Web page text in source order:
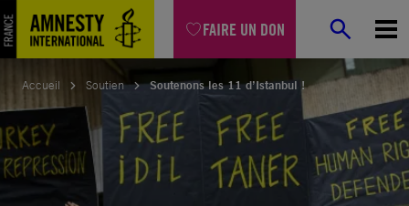
FAIRE UN DON
Aller
au
contenu
Accueil Soutien Soutenons les 11 d’Istanbul !